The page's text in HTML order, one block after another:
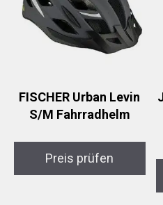
FISCHER Urban Levin
S/M Fahrradhelm
Preis prüfen